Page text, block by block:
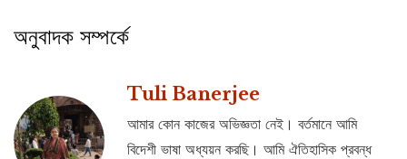
অনুবাদক সম্পর্কে
Tuli Banerjee
আমার কোন কাজের অভিজ্ঞতা নেই। বর্তমানে আমি
বিদেশী ভাষা অধ্যয়ন করছি। আমি ঐতিহাসিক প্রবন্ধ